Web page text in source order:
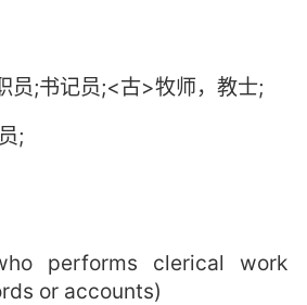
员;书记员;<古>牧师，教士;
;
performs clerical work
or accounts)